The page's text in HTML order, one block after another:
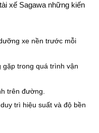
xế Sagawa những kiến
xe nền trước mỗi
gặp trong quá trình vận
trên đường.
trì hiệu suất và độ bền